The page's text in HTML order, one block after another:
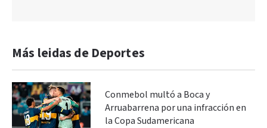
Más leidas de Deportes
Conmebol multó a Boca y
Arruabarrena por una infracción en
la Copa Sudamericana